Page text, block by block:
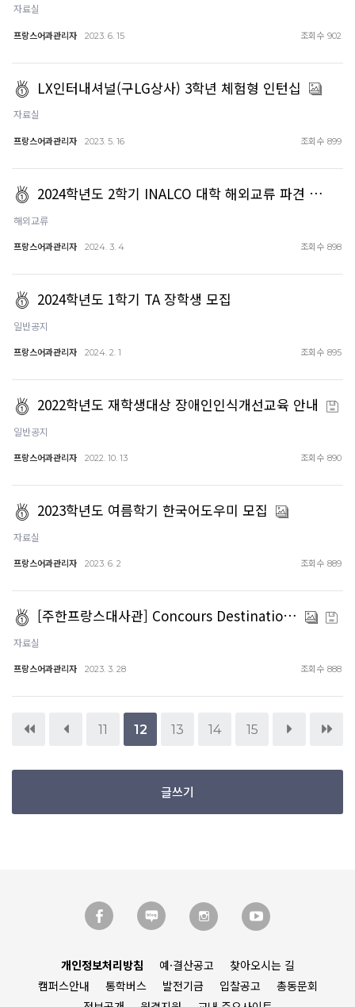
자료실
프랑스어과관리자 2023. 6. 15 조회수 902
LX인터내셔널(구LG상사) 3학년 체험형 인턴십
자료실
프랑스어과관리자 2023. 5. 16 조회수 899
2024학년도 2학기 INALCO 대학 해외교류 파견 …
해외교류
프랑스어과관리자 2024. 3. 4 조회수 898
2024학년도 1학기 TA 장학생 모집
일반공지
프랑스어과관리자 2024. 2. 1 조회수 895
2022학년도 재학생대상 장애인인식개선교육 안내
일반공지
프랑스어과관리자 2022. 10. 13 조회수 890
2023학년도 여름학기 한국어도우미 모집
자료실
프랑스어과관리자 2023. 6. 2 조회수 889
[주한프랑스대사관] Concours Destinatio…
자료실
프랑스어과관리자 2023. 3. 28 조회수 888
11 12 13 14 15
글쓰기
개인정보처리방침 예·결산공고
찾아오시는 길
캠퍼스안내
통학버스 발전기금 입찰공고
총동문회